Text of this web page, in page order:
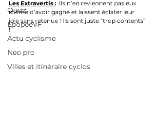
Quizz
EpopeeVF
Actu cyclisme
Neo pro
Villes et itinéraire cyclos
Les Extravertis :
  Ils n’en reviennent pas eux
même d’avoir gagné et laissent éclater leur
joie sans retenue ! Ils sont juste “trop contents”
!